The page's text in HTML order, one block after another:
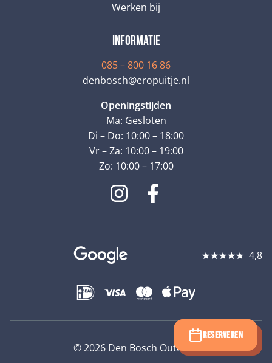
RESERVEREN
RESERVEREN
Werken bij
informatie
085 – 800 16 86
denbosch@eropuitje.nl
Openingstijden
Ma: Gesloten
Di – Do: 10:00 – 18:00
Vr – Za: 10:00 – 19:00
Zo: 10:00 – 17:00
4,8
★★★★★
© 2026 Den Bosch Outdoor